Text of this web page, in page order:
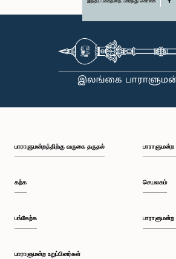
பாராளுமன்றத்திற்கு வருகை தருதல்
கற்க
பங்கேற்க
பாராளுமன்ற உறுப்பினர்கள்
செயலகம்